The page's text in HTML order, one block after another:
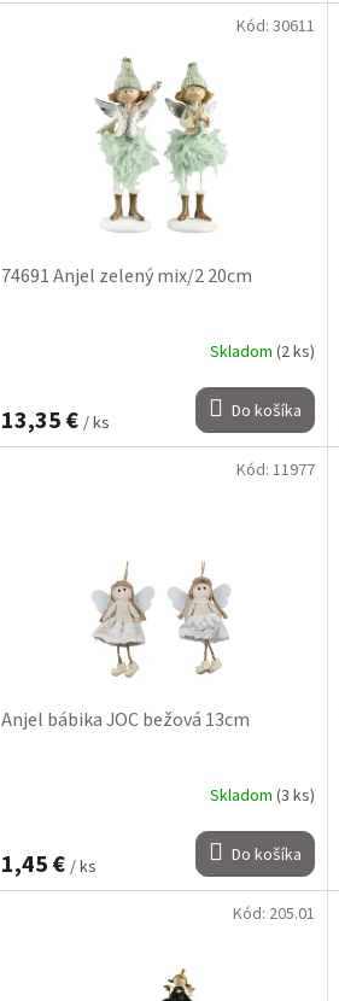
74691 Anjel zelený mix/2 20cm
Skladom (2 ks)
13,35 € / ks Do košíka
Kód: 30611
Anjel bábika JOC bežová 13cm
Skladom (3 ks)
1,45 € / ks Do košíka
Kód: 11977
Kód: 205.01